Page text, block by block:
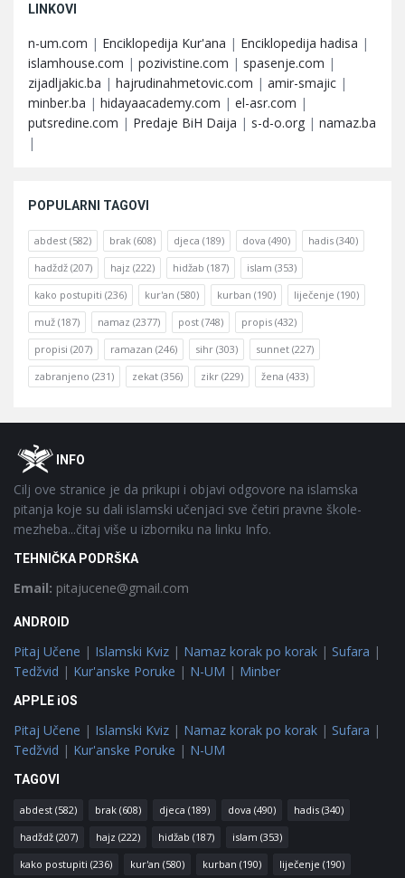
LINKOVI
n-um.com | Enciklopedija Kur'ana | Enciklopedija hadisa |
islamhouse.com | pozivistine.com | spasenje.com |
zijadljakic.ba | hajrudinahmetovic.com | amir-smajic |
minber.ba | hidayaacademy.com | el-asr.com |
putsredine.com | Predaje BiH Daija | s-d-o.org | namaz.ba
|
POPULARNI TAGOVI
abdest (582) brak (608) djeca (189) dova (490) hadis (340)
hadždž (207) hajz (222) hidžab (187) islam (353)
kako postupiti (236) kur'an (580) kurban (190) liječenje (190)
muž (187) namaz (2377) post (748) propis (432)
propisi (207) ramazan (246) sihr (303) sunnet (227)
zabranjeno (231) zekat (356) zikr (229) žena (433)
FooterOINFO
Cilj ove stranice je da prikupi i objavi odgovore na islamska
pitanja koje su dali islamski učenjaci sve četiri pravne škole-
mezheba...čitaj više u izborniku na linku Info.
TEHNIČKA PODRŠKA
Email: pitajucene@gmail.com
ANDROID
Pitaj Učene | Islamski Kviz | Namaz korak po korak | Sufara |
Tedžvid | Kur'anske Poruke | N-UM | Minber
APPLE iOS
Pitaj Učene | Islamski Kviz | Namaz korak po korak | Sufara |
Tedžvid | Kur'anske Poruke | N-UM
TAGOVI
abdest (582) brak (608) djeca (189) dova (490) hadis (340)
hadždž (207) hajz (222) hidžab (187) islam (353)
kako postupiti (236) kur'an (580) kurban (190) liječenje (190)